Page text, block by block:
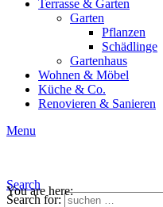
Terrasse & Garten
Garten
Pflanzen
Schädlinge
Gartenhaus
Wohnen & Möbel
Küche & Co.
Renovieren & Sanieren
Menu
Search
Search for:
You are here: